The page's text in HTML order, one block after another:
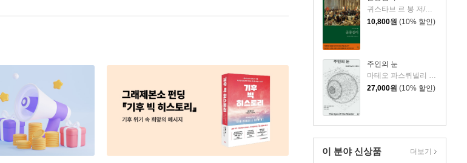
귀스타브 르 봉 저/강주헌 역
10,800원 (10% 할인)
주인의 눈
27,000원 (10% 할인)
이 분야 신상품 더보기